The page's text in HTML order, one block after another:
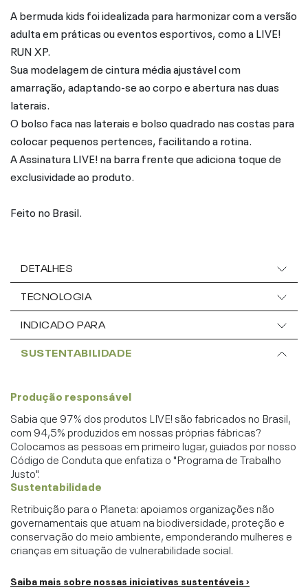
A bermuda kids foi idealizada para harmonizar com a versão
adulta em práticas ou eventos esportivos, como a LIVE!
RUN XP.
Sua modelagem de cintura média ajustável com
amarração, adaptando-se ao corpo e abertura nas duas
laterais.
O bolso faca nas laterais e bolso quadrado nas costas para
colocar pequenos pertences, facilitando a rotina.
A Assinatura LIVE! na barra frente que adiciona toque de
exclusividade ao produto.
Feito no Brasil.
DETALHES
TECNOLOGIA
INDICADO PARA
SUSTENTABILIDADE
Produção responsável
Sabia que 97% dos produtos LIVE! são fabricados no Brasil,
com 94,5% produzidos em nossas próprias fábricas?
Colocamos as pessoas em primeiro lugar, guiados por nosso
Código de Conduta que enfatiza o "Programa de Trabalho
Justo".
Sustentabilidade
Retribuição para o Planeta: apoiamos organizações não
governamentais que atuam na biodiversidade, proteção e
conservação do meio ambiente, emponderando mulheres e
crianças em situação de vulnerabilidade social.
Saiba mais sobre nossas iniciativas sustentáveis ›